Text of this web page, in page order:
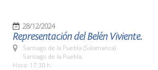
28/12/2024
Representación del Belén Viviente.
Santiago de la Puebla (Salamanca)
Santiago de la Puebla.
Hora: 17:30 h.